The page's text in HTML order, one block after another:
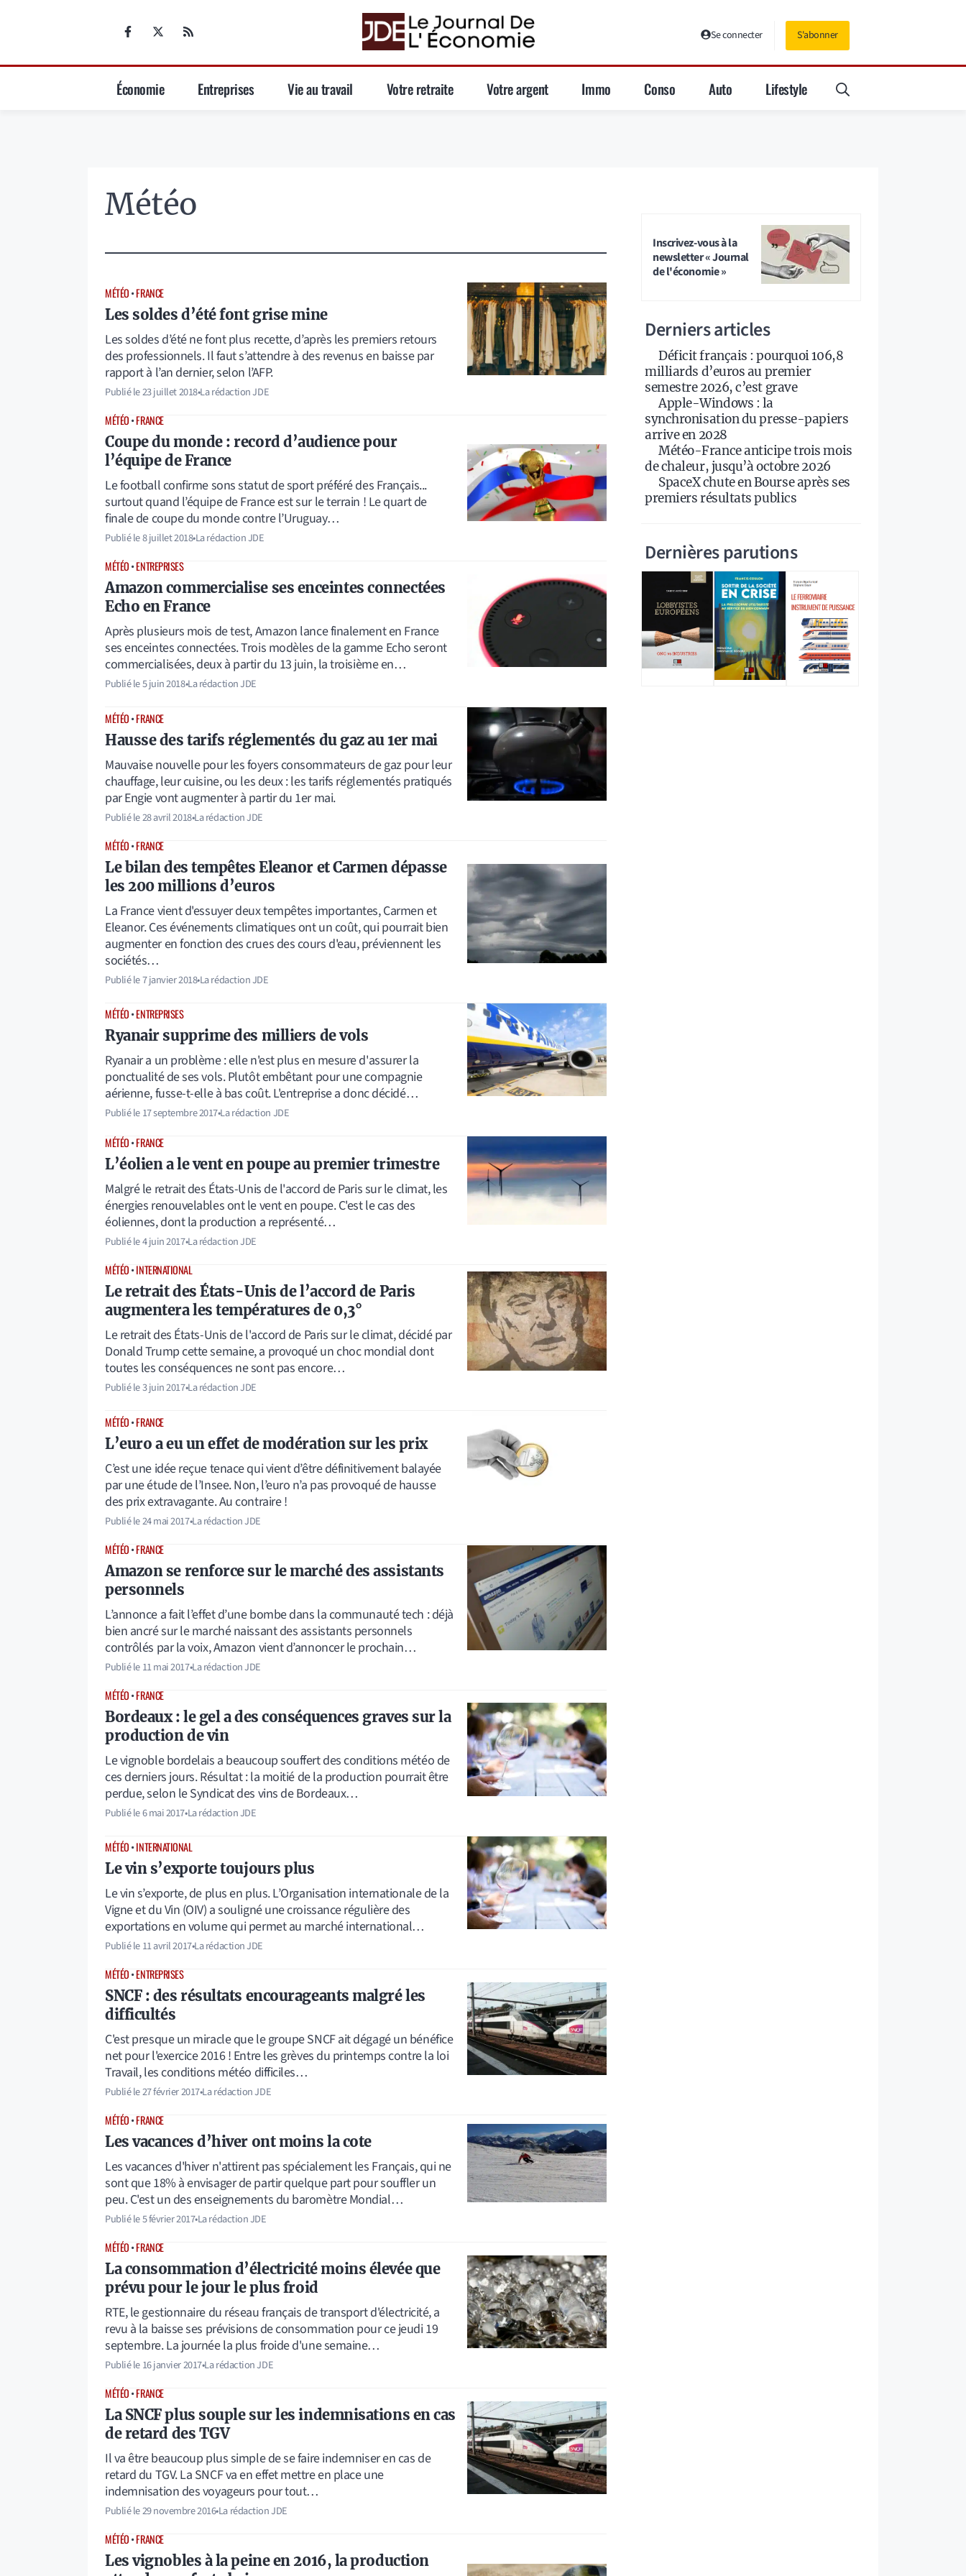
Se connecter S'abonner
Économie Entreprises Vie au travail Votre retraite Votre argent Immo Conso Auto Lifestyle
Météo
MÉTÉO•FRANCE
Les soldes d’été font grise mine
Les soldes d’été ne font plus recette, d’après les premiers retours
des professionnels. Il faut s’attendre à des revenus en baisse par
rapport à l’an dernier, selon l’AFP.
Publié le23 juillet 2018•La rédaction JDE
MÉTÉO•FRANCE
Coupe du monde : record d’audience pour
l’équipe de France
Le football confirme sons statut de sport préféré des Français...
surtout quand l’équipe de France est sur le terrain ! Le quart de
finale de coupe du monde contre l’Uruguay…
Publié le8 juillet 2018•La rédaction JDE
MÉTÉO•ENTREPRISES
Amazon commercialise ses enceintes connectées
Echo en France
Après plusieurs mois de test, Amazon lance finalement en France
ses enceintes connectées. Trois modèles de la gamme Echo seront
commercialisées, deux à partir du 13 juin, la troisième en…
Publié le5 juin 2018•La rédaction JDE
MÉTÉO•FRANCE
Hausse des tarifs réglementés du gaz au 1er mai
Mauvaise nouvelle pour les foyers consommateurs de gaz pour leur
chauffage, leur cuisine, ou les deux : les tarifs réglementés pratiqués
par Engie vont augmenter à partir du 1er mai.
Publié le28 avril 2018•La rédaction JDE
MÉTÉO•FRANCE
Le bilan des tempêtes Eleanor et Carmen dépasse
les 200 millions d’euros
La France vient d'essuyer deux tempêtes importantes, Carmen et
Eleanor. Ces événements climatiques ont un coût, qui pourrait bien
augmenter en fonction des crues des cours d'eau, préviennent les
sociétés…
Publié le7 janvier 2018•La rédaction JDE
MÉTÉO•ENTREPRISES
Ryanair supprime des milliers de vols
Ryanair a un problème : elle n'est plus en mesure d'assurer la
ponctualité de ses vols. Plutôt embêtant pour une compagnie
aérienne, fusse-t-elle à bas coût. L'entreprise a donc décidé…
Publié le17 septembre 2017•La rédaction JDE
MÉTÉO•FRANCE
L’éolien a le vent en poupe au premier trimestre
Malgré le retrait des États-Unis de l'accord de Paris sur le climat, les
énergies renouvelables ont le vent en poupe. C'est le cas des
éoliennes, dont la production a représenté…
Publié le4 juin 2017•La rédaction JDE
MÉTÉO•INTERNATIONAL
Le retrait des États-Unis de l’accord de Paris
augmentera les températures de 0,3°
Le retrait des États-Unis de l'accord de Paris sur le climat, décidé par
Donald Trump cette semaine, a provoqué un choc mondial dont
toutes les conséquences ne sont pas encore…
Publié le3 juin 2017•La rédaction JDE
MÉTÉO•FRANCE
L’euro a eu un effet de modération sur les prix
C’est une idée reçue tenace qui vient d’être définitivement balayée
par une étude de l’Insee. Non, l’euro n’a pas provoqué de hausse
des prix extravagante. Au contraire !
Publié le24 mai 2017•La rédaction JDE
MÉTÉO•FRANCE
Amazon se renforce sur le marché des assistants
personnels
L’annonce a fait l’effet d’une bombe dans la communauté tech : déjà
bien ancré sur le marché naissant des assistants personnels
contrôlés par la voix, Amazon vient d’annoncer le prochain…
Publié le11 mai 2017•La rédaction JDE
MÉTÉO•FRANCE
Bordeaux : le gel a des conséquences graves sur la
production de vin
Le vignoble bordelais a beaucoup souffert des conditions météo de
ces derniers jours. Résultat : la moitié de la production pourrait être
perdue, selon le Syndicat des vins de Bordeaux…
Publié le6 mai 2017•La rédaction JDE
MÉTÉO•INTERNATIONAL
Le vin s’exporte toujours plus
Le vin s’exporte, de plus en plus. L’Organisation internationale de la
Vigne et du Vin (OIV) a souligné une croissance régulière des
exportations en volume qui permet au marché international…
Publié le11 avril 2017•La rédaction JDE
MÉTÉO•ENTREPRISES
SNCF : des résultats encourageants malgré les
difficultés
C'est presque un miracle que le groupe SNCF ait dégagé un bénéfice
net pour l'exercice 2016 ! Entre les grèves du printemps contre la loi
Travail, les conditions météo difficiles…
Publié le27 février 2017•La rédaction JDE
MÉTÉO•FRANCE
Les vacances d’hiver ont moins la cote
Les vacances d'hiver n'attirent pas spécialement les Français, qui ne
sont que 18% à envisager de partir quelque part pour souffler un
peu. C'est un des enseignements du baromètre Mondial…
Publié le5 février 2017•La rédaction JDE
MÉTÉO•FRANCE
La consommation d’électricité moins élevée que
prévu pour le jour le plus froid
RTE, le gestionnaire du réseau français de transport d'électricité, a
revu à la baisse ses prévisions de consommation pour ce jeudi 19
septembre. La journée la plus froide d'une semaine…
Publié le16 janvier 2017•La rédaction JDE
MÉTÉO•FRANCE
La SNCF plus souple sur les indemnisations en cas
de retard des TGV
Il va être beaucoup plus simple de se faire indemniser en cas de
retard du TGV. La SNCF va en effet mettre en place une
indemnisation des voyageurs pour tout…
Publié le29 novembre 2016•La rédaction JDE
MÉTÉO•FRANCE
​Les vignobles à la peine en 2016, la production
Inscrivez-vous à la
newsletter « Journal
de l'économie »
Derniers articles
Déficit français : pourquoi 106,8
milliards d’euros au premier
semestre 2026, c’est grave
Apple-Windows : la
synchronisation du presse-papiers
arrive en 2028
Météo-France anticipe trois mois
de chaleur, jusqu’à octobre 2026
SpaceX chute en Bourse après ses
premiers résultats publics
Dernières parutions